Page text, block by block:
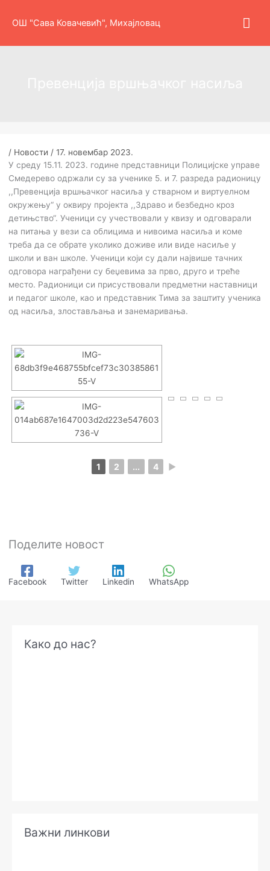
ОШ "Сава Ковачевић", Михајловац
/ Новости / 17. новембар 2023.
У среду 15.11. 2023. године представници Полицијске управе
Смедерево одржали су за ученике 5. и 7. разреда радионицу
,,Превенција вршњачког насиља у стварном и виртуелном
окружењу“ у оквиру пројекта ,,Здраво и безбедно кроз
детињство“. Ученици су учествовали у квизу и одговарали
на питања у вези са облицима и нивоима насиља и коме
треба да се обрате уколико доживе или виде насиље у
школи и ван школе. Ученици који су дали највише тачних
одговора награђени су беџевима за прво, друго и треће
место. Радионици си присуствовали предметни наставници
и педагог школе, као и представник Тима за заштиту ученика
од насиља, злостављања и занемаривања.
1 2 ... 4 ►
Поделите новост
Facebook Twitter Linkedin WhatsApp
Како до нас?
Важни линкови
р